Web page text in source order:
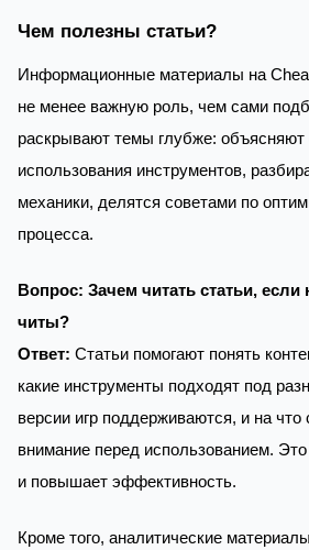
Чем полезны статьи?
Информационные материалы на
не менее важную роль, чем сами
раскрывают темы глубже: объясняют
использования инструментов,
механики, делятся советами по
процесса.
Вопрос: Зачем читать статьи,
читы?
Ответ: Статьи помогают понять
какие инструменты подходят под
версии игр поддерживаются, и на что
внимание перед использованием.
и повышает эффективность.
Кроме того, аналитические